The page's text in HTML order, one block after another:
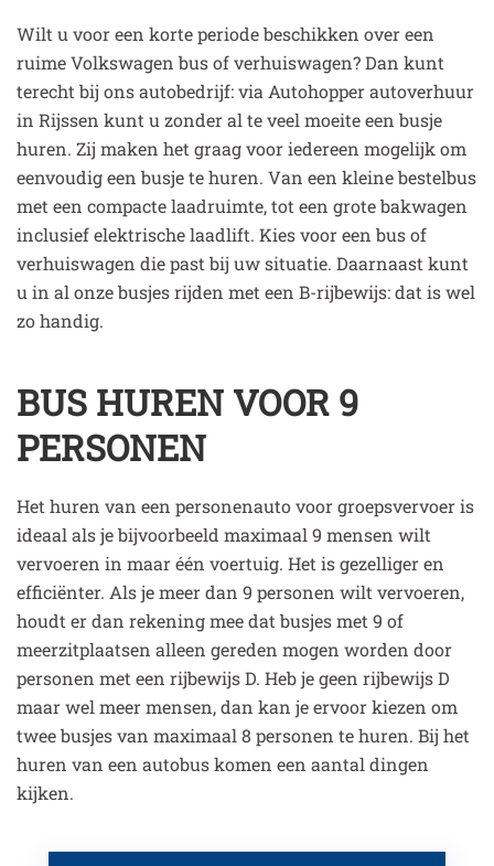
Wilt u voor een korte periode beschikken over een
ruime Volkswagen bus of verhuiswagen? Dan kunt
terecht bij ons autobedrijf: via Autohopper autoverhuur
in Rijssen kunt u zonder al te veel moeite een busje
huren. Zij maken het graag voor iedereen mogelijk om
eenvoudig een busje te huren. Van een kleine bestelbus
met een compacte laadruimte, tot een grote bakwagen
inclusief elektrische laadlift. Kies voor een bus of
verhuiswagen die past bij uw situatie. Daarnaast kunt
u in al onze busjes rijden met een B-rijbewijs: dat is wel
zo handig.
BUS HUREN VOOR 9
PERSONEN
Het huren van een personenauto voor groepsvervoer is
ideaal als je bijvoorbeeld maximaal 9 mensen wilt
vervoeren in maar één voertuig. Het is gezelliger en
efficiënter. Als je meer dan 9 personen wilt vervoeren,
houdt er dan rekening mee dat busjes met 9 of
meerzitplaatsen alleen gereden mogen worden door
personen met een rijbewijs D. Heb je geen rijbewijs D
maar wel meer mensen, dan kan je ervoor kiezen om
twee busjes van maximaal 8 personen te huren. Bij het
huren van een autobus komen een aantal dingen
kijken.